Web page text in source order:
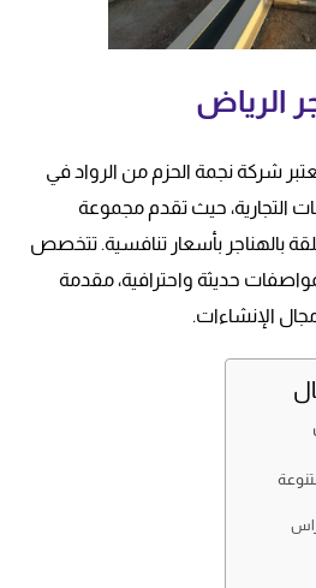
الرياض
شركة نجمة الحزم من الرواد في
التجارية، حيث تقدم مجموعة
بالهناجر بأسعار تنافسية. تتخصص
حديثة واحترافية، مقدمة
الإنشاءات.